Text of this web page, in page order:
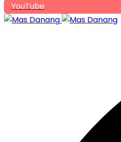
YouTube